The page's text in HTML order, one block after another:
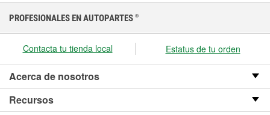
PROFESIONALES EN AUTOPARTES ®
Contacta tu tienda local Estatus de tu orden
Acerca de nosotros
Recursos